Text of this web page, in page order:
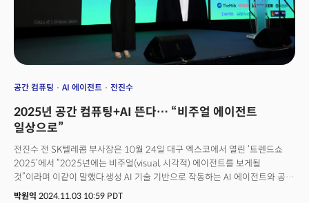
공간 컴퓨팅 AI 에이전트 전진수
2025년 공간 컴퓨팅+AI 뜬다… “비주얼 에이전트
일상으로”
전진수 전 SK텔레콤 부사장은 10월 24일 대구 엑스코에서 열린 ‘트렌드쇼
2025’에서 “2025년에는 비주얼(visual, 시각적) 에이전트를 보게될
것”이라며 이같이 말했다.생성 AI 기술 기반으로 작동하는 AI 에이전트와 공간
컴퓨팅(Spatial Computing) 기술이 융합되며 영화 아이언맨에 등장하는 AI
박원익 2024.11.03 10:59 PDT